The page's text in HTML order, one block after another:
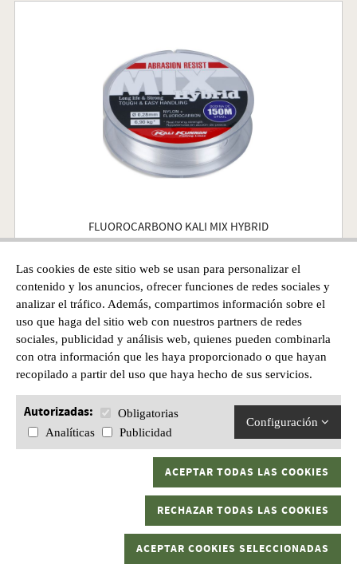
Las cookies de este sitio web se usan para personalizar el
contenido y los anuncios, ofrecer funciones de redes sociales y
analizar el tráfico. Además, compartimos información sobre el
uso que haga del sitio web con nuestros partners de redes
sociales, publicidad y análisis web, quienes pueden combinarla
con otra información que les haya proporcionado o que hayan
recopilado a partir del uso que haya hecho de sus servicios.
Autorizadas:
Obligatorias
Analíticas
Publicidad
Configuración
ACEPTAR TODAS LAS COOKIES
RECHAZAR TODAS LAS COOKIES
ACEPTAR COOKIES SELECCIONADAS
FLUOROCARBONO KALI MIX HYBRID
Precio desde
5,10€